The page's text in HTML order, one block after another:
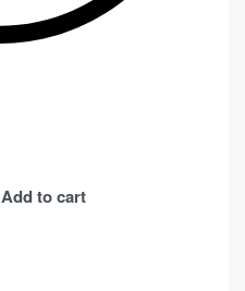
Add to cart